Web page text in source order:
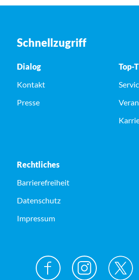
Schnellzugriff
Dialog
Kontakt
Presse
Top-
Rechtliches
Barrierefreiheit
Datenschutz
Impressum